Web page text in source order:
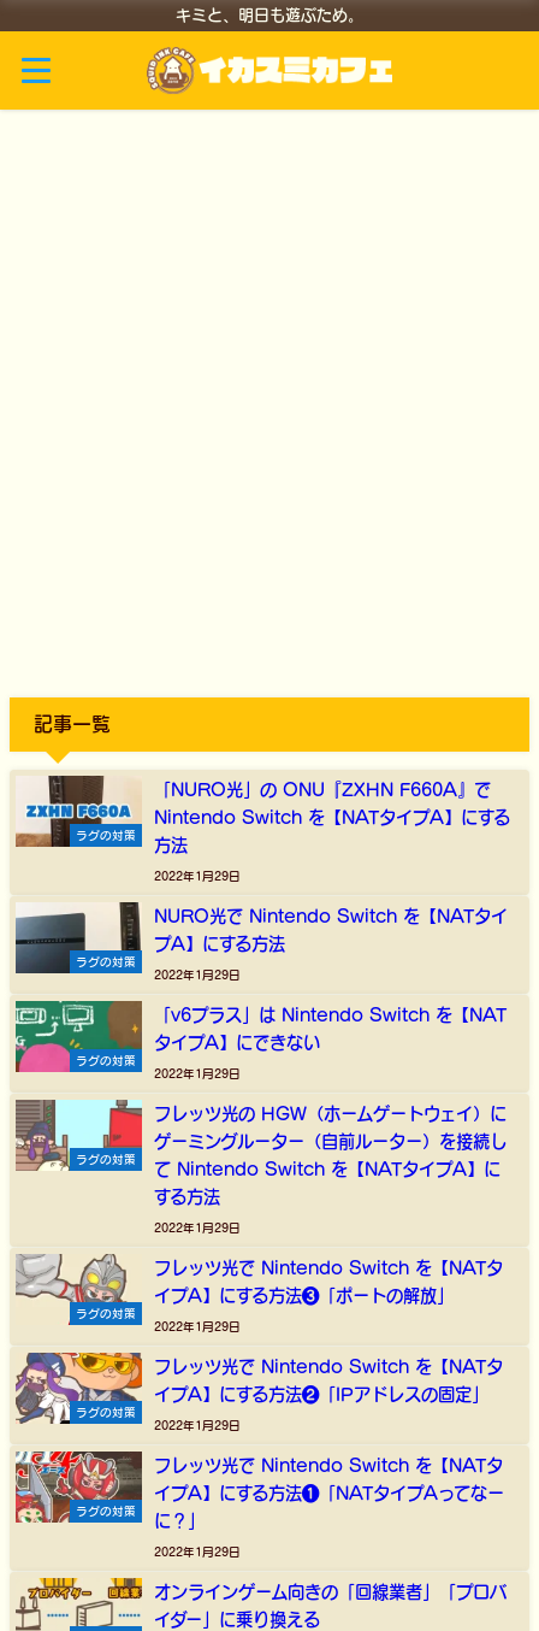
キミと、明日も遊ぶため。
記事一覧
ラグの対策
「NURO光」の ONU『ZXHN F660A』で
Nintendo Switch を【NATタイプA】にする
方法
2022年1月29日
ラグの対策
NURO光で Nintendo Switch を【NATタイ
プA】にする方法
2022年1月29日
ラグの対策
「v6プラス」は Nintendo Switch を【NAT
タイプA】にできない
2022年1月29日
ラグの対策
フレッツ光の HGW（ホームゲートウェイ）に
ゲーミングルーター（自前ルーター）を接続し
て Nintendo Switch を【NATタイプA】に
する方法
2022年1月29日
ラグの対策
フレッツ光で Nintendo Switch を【NATタ
イプA】にする方法❸「ポートの解放」
2022年1月29日
ラグの対策
フレッツ光で Nintendo Switch を【NATタ
イプA】にする方法❷「IPアドレスの固定」
2022年1月29日
ラグの対策
フレッツ光で Nintendo Switch を【NATタ
イプA】にする方法❶「NATタイプAってなー
に？」
2022年1月29日
オンラインゲーム向きの「回線業者」「プロバ
イダー」に乗り換える